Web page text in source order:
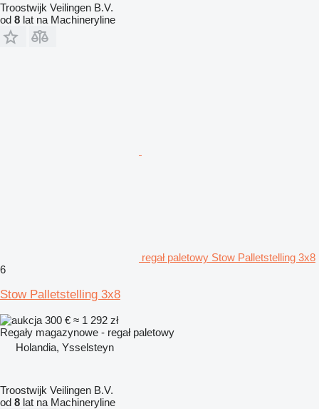
Troostwijk Veilingen B.V.
od 8 lat na Machineryline
regał paletowy Stow Palletstelling 3x8
6
Stow Palletstelling 3x8
300 € ≈ 1 292 zł
Regały magazynowe - regał paletowy
Holandia, Ysselsteyn
Troostwijk Veilingen B.V.
od 8 lat na Machineryline